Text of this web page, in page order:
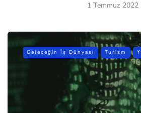
1 Temmuz 2022
Geleceğin İş Dünyası Turizm